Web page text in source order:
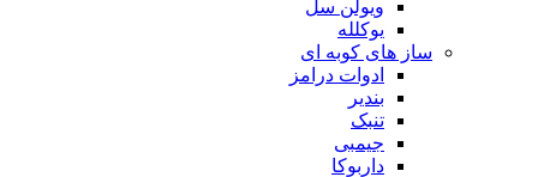
ویولن سل
یوکلله
ساز های کوبه ای
ادوات درامز
بندیر
تنبک
جیمبی
داربوکا